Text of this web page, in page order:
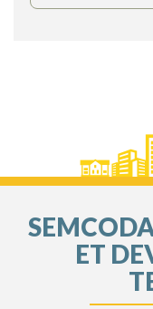
ET